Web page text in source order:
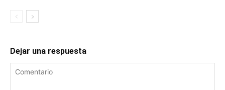
Dejar una respuesta